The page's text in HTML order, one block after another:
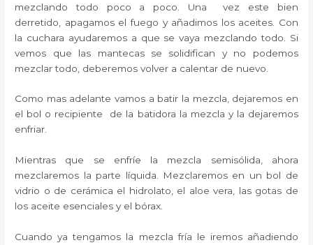
mezclando todo poco a poco. Una vez este bien
derretido, apagamos el fuego y añadimos los aceites. Con
la cuchara ayudaremos a que se vaya mezclando todo. Si
vemos que las mantecas se solidifican y no podemos
mezclar todo, deberemos volver a calentar de nuevo.
Como mas adelante vamos a batir la mezcla, dejaremos en
el bol o recipiente de la batidora la mezcla y la dejaremos
enfriar.
Mientras que se enfríe la mezcla semisólida, ahora
mezclaremos la parte líquida. Mezclaremos en un bol de
vidrio o de cerámica el hidrolato, el aloe vera, las gotas de
los aceite esenciales y el bórax.
Cuando ya tengamos la mezcla fría le iremos añadiendo